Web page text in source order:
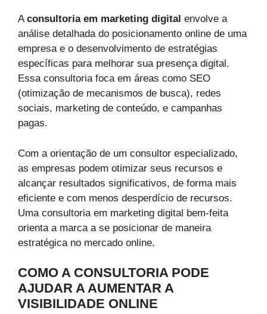
Aconsultoria em marketing digital envolve a
análise detalhada do posicionamento online de uma
empresa e o desenvolvimento de estratégias
específicas para melhorar sua presença digital.
Essa consultoria foca em áreas como SEO
(otimização de mecanismos de busca), redes
sociais, marketing de conteúdo, e campanhas
pagas.
Com a orientação de um consultor especializado,
as empresas podem otimizar seus recursos e
alcançar resultados significativos, de forma mais
eficiente e com menos desperdício de recursos.
Uma consultoria em marketing digital bem-feita
orienta a marca a se posicionar de maneira
estratégica no mercado online.
COMO A CONSULTORIA PODE
AJUDAR A AUMENTAR A
VISIBILIDADE ONLINE